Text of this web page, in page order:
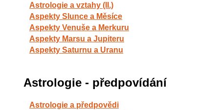
Astrologie a vztahy (II.)
Aspekty Slunce a Měsíce
Aspekty Venuše a Merkuru
Aspekty Marsu a Jupiteru
Aspekty Saturnu a Uranu
Astrologie - předpovídání
Astrologie a předpovědi